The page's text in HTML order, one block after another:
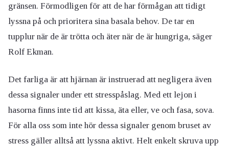
gränsen. Förmodligen för att de har förmågan att tidigt
lyssna på och prioritera sina basala behov. De tar en
tupplur när de är trötta och äter när de är hungriga, säger
Rolf Ekman.
Det farliga är att hjärnan är instruerad att negligera även
dessa signaler under ett stresspåslag. Med ett lejon i
hasorna finns inte tid att kissa, äta eller, ve och fasa, sova.
För alla oss som inte hör dessa signaler genom bruset av
stress gäller alltså att lyssna aktivt. Helt enkelt skruva upp